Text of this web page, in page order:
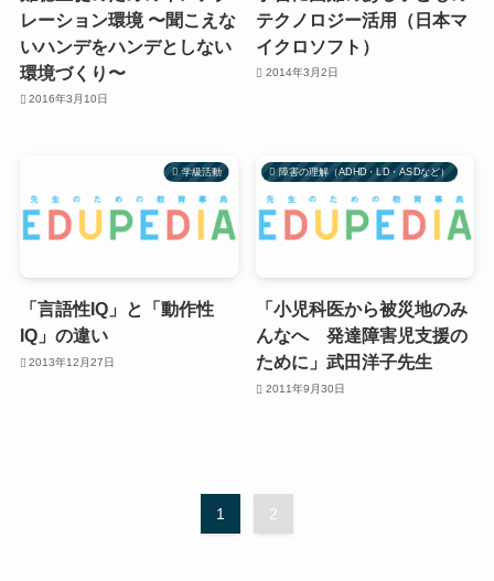
レーション環境 〜聞こえな
いハンデをハンデとしない
環境づくり〜
2016年3月10日
テクノロジー活用（日本マ
イクロソフト）
2014年3月2日
学級活動
「言語性IQ」と「動作性
IQ」の違い
2013年12月27日
障害の理解（ADHD・LD・ASDなど）
「小児科医から被災地のみ
んなへ 発達障害児支援の
ために」武田洋子先生
2011年9月30日
1 2